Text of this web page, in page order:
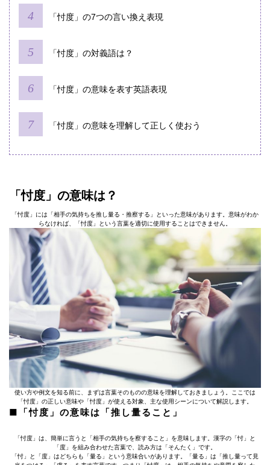
「忖度」の7つの言い換え表現
「忖度」の対義語は？
「忖度」の意味を表す英語表現
「忖度」の意味を理解して正しく使おう
「忖度」の意味は？
「忖度」には「相手の気持ちを推し量る・推察する」といった意味があります。意味がわか
らなければ、「忖度」という言葉を適切に使用することはできません。
使い方や例文を知る前に、まずは言葉そのものの意味を理解しておきましょう。ここでは
「忖度」の正しい意味や「忖度」が使える対象、主な使用シーンについて解説します。
■「忖度」の意味は「推し量ること」
「忖度」は、簡単に言うと「相手の気持ちを察すること」を意味します。漢字の「忖」と
「度」を組み合わせた言葉で、読み方は「そんたく」です。
「忖」と「度」はどちらも「量る」という意味合いがあります。「量る」は「推し量って見